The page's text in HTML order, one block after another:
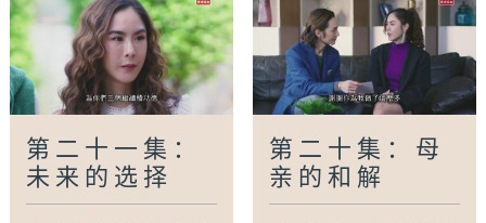
第二十一集：
未来的选择
第二十集：母
亲的和解